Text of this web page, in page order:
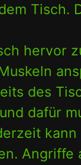
Tisch.
hervor
des
dafür
Angriffe